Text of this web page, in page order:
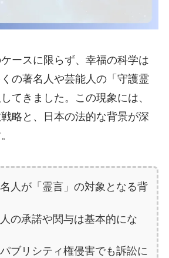
ースに限らず、幸福の科学は
の著名人や芸能人の「守護霊
てきました。この現象には、
略と、日本の法的な背景が深
人が「霊言」の対象となる背
の承諾や関与は基本的にな
ブリシティ権侵害でも訴訟に